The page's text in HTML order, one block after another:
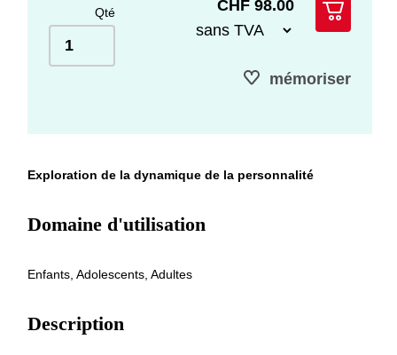
Qté CHF 98.00
mémoriser
Exploration de la dynamique de la personnalité
Domaine d'utilisation
Enfants, Adolescents, Adultes
Description